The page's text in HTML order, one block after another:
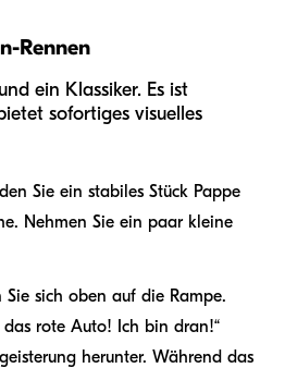
Rennen
ein Klassiker. Es ist
sofortiges visuelles
Sie ein stabiles Stück Pappe
Nehmen Sie ein paar kleine
Sie sich oben auf die Rampe.
das rote Auto! Ich bin dran!“
herunter. Während das